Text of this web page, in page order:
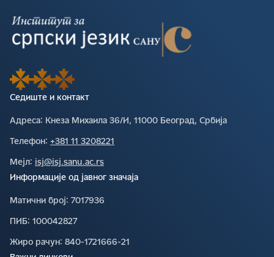
Седиште и контакт
Адреса∶ Кнеза Михаила 36/И, 11000 Београд, Србија
Телефон∶ +381 11 3208221
Мејл∶
isj@isj.sanu.ac.rs
Информације од јавног значаја
Матични број∶ 7017936
ПИБ∶ 100042827
Жиро рачун∶ 840-1721666-21